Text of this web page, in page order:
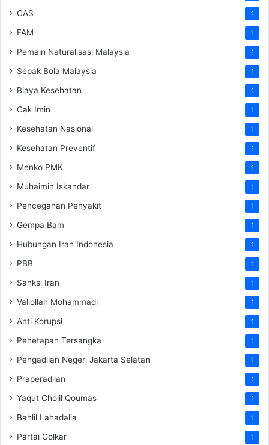
CAS 1
FAM 1
Pemain Naturalisasi Malaysia 1
Sepak Bola Malaysia 1
Biaya Kesehatan 1
Cak Imin 1
Kesehatan Nasional 1
Kesehatan Preventif 1
Menko PMK 1
Muhaimin Iskandar 1
Pencegahan Penyakit 1
Gempa Bam 1
Hubungan Iran Indonesia 1
PBB 1
Sanksi Iran 1
Valiollah Mohammadi 1
Anti Korupsi 1
Penetapan Tersangka 1
Pengadilan Negeri Jakarta Selatan 1
Praperadilan 1
Yaqut Cholil Qoumas 1
Bahlil Lahadalia 1
Partai Golkar 1